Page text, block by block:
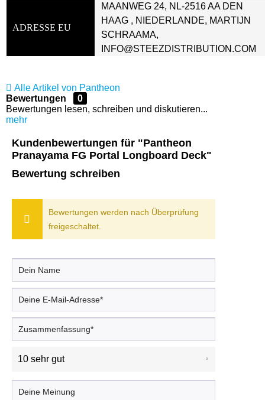
ADRESSE EU
MAANWEG 24, NL-2516 AA DEN
HAAG , NIEDERLANDE, MARTIJN
SCHRAAMA,
INFO@STEEZDISTRIBUTION.COM
Alle Artikel von Pantheon
Bewertungen
0
Bewertungen lesen, schreiben und diskutieren...
mehr
Kundenbewertungen für "Pantheon
Pranayama FG Portal Longboard Deck"
Bewertung schreiben
Bewertungen werden nach Überprüfung
freigeschaltet.